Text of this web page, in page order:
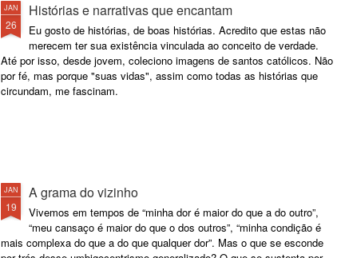
JAN
26
Histórias e narrativas que encantam
Eu gosto de histórias, de boas histórias. Acredito que estas não
merecem ter sua existência vinculada ao conceito de verdade.
Até por isso, desde jovem, coleciono imagens de santos católicos. Não
por fé, mas porque "suas vidas", assim como todas as histórias que
circundam, me fascinam.
JAN
19
A grama do vizinho
Vivemos em tempos de “minha dor é maior do que a do outro”,
“meu cansaço é maior do que o dos outros”, “minha condição é
mais complexa do que a do que qualquer dor”. Mas o que se esconde